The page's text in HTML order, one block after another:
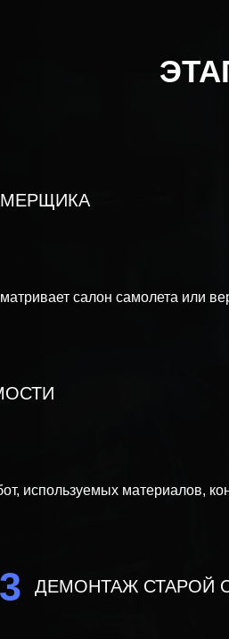
салон самолета или
используемых материалов,
ДЕМОНТАЖ СТАРОЙ